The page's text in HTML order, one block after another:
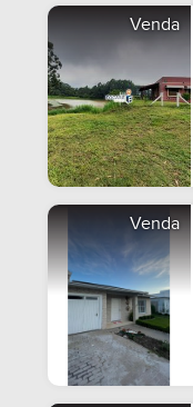
Venda
Venda